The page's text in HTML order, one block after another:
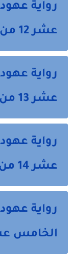
رواية
عشر 12 من هنا
رواية
عشر 13 من هنا
رواية
عشر 14 من هنا
رواية
الخامس عشر 15